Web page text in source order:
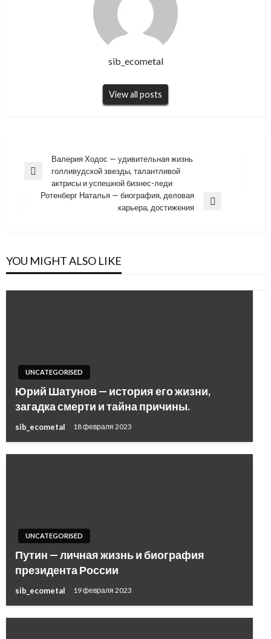
sib_ecometal
View all posts
Навигация
по
записям
Previous
Валерия Ходос — удивительная жизнь
голливудской звезды, талантливой
актрисы и успешной бизнес-леди
Ротенберг Наталья — биография, деловая
карьера, достижения
YOU MIGHT ALSO LIKE
UNCATEGORISED
Юрий Шатунов — история его жизни,
загадка смерти и тайна причины.
sib_ecometal 18 февраля 2023
UNCATEGORISED
Путин — личная жизнь и биография
президента России
sib_ecometal 19 февраля 2023